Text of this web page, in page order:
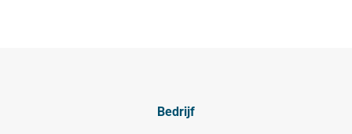
Bedrijf